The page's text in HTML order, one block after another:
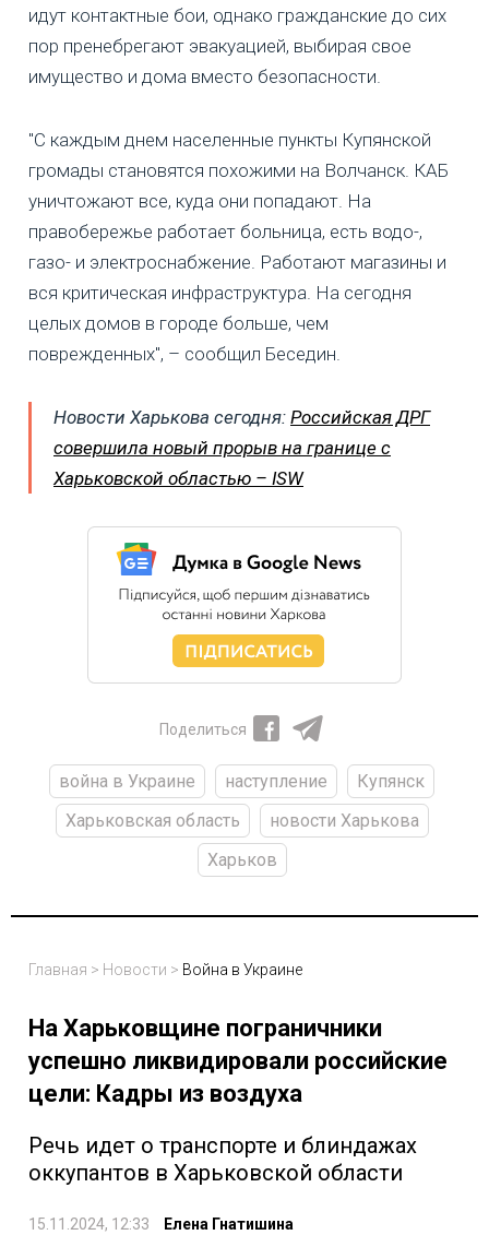
идут контактные бои, однако гражданские до сих
пор пренебрегают эвакуацией, выбирая свое
имущество и дома вместо безопасности.
"С каждым днем населенные пункты Купянской
громады становятся похожими на Волчанск. КАБ
уничтожают все, куда они попадают. На
правобережье работает больница, есть водо-,
газо- и электроснабжение. Работают магазины и
вся критическая инфраструктура. На сегодня
целых домов в городе больше, чем
поврежденных", – сообщил Беседин.
Новости Харькова сегодня: Российская ДРГ
совершила новый прорыв на границе с
Харьковской областью – ISW
Поделиться
война в Украине наступление
Купянск
Харьковская область
новости Харькова
Харьков
Главная > Новости > Война в Украине
На Харьковщине пограничники
успешно ликвидировали российские
цели: Кадры из воздуха
Речь идет о транспорте и блиндажах
оккупантов в Харьковской области
15.11.2024, 12:33 Елена Гнатишина